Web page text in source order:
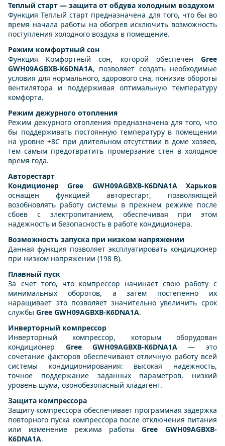
Теплый старт — защита от обдува холодным воздухом
Функция Теплый старт предназначена для того, что бы во
время начала работы на обогрев исключить возможность
поступления холодного воздуха в помещение.
Режим комфортный сон
Функция Комфортный сон, которой обеспечен Gree
GWH09AGBXB-K6DNA1A, позволяет создать необходимые
условия для нормального, здорового сна, понизив обороты
вентилятора и поддерживая оптимальную температуру
комфорта.
Режим дежурного отопления
Режим дежурного отопления предназначена для того, что
бы поддерживать постоянную температуру в помещении
на уровне +8С при длительном отсутствии в доме хозяев,
тем самым предотвратить промерзание стен в холодное
время года.
Авторестарт
Кондиционер Gree GWH09AGBXB-K6DNA1A Харьков
оснащен функцией авторестарт, позволяющей
возобновлять работу системы в прежнем режиме после
сбоев с электропитанием, обеспечивая при этом
надежность и безопасность в работе кондиционера.
Возможность запуска при низком напряжении
Данная функция позволяет эксплуатировать кондиционер
при низком напряжении (198 В).
Плавный пуск
За счет того, что компрессор начинает свою работу с
минимальных оборотов, а затем постепенно их
наращивает это позволяет значительно увеличить срок
службыGree GWH09AGBXB-K6DNA1A.
Инверторный компрессор
Инверторный компрессор, которым оборудован
кондиционер Gree GWH09AGBXB-K6DNA1A — это
сочетание факторов обеспечивают отличную работу всей
системы кондиционирования: высокая надежность,
точное поддержание заданных параметров, низкий
уровень шума, озонобезопасный хладагент.
Защита компрессора
Защиту компрессора обеспечивает программная задержка
повторного пуска компрессора после отключения питания
или изменение режима работыGree GWH09AGBXB-
K6DNA1A.